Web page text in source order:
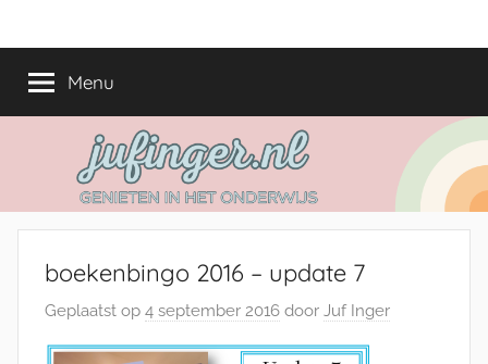
naarjufinger.nl
het
onderwijs
Menu
boekenbingo 2016 – update 7
Geplaatst op 4 september 2016 door Juf Inger